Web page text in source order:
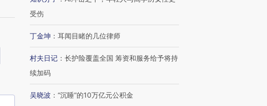
受伤
丁金坤 ： 耳闻目睹的几位律师
村夫日记 ： 长护险覆盖全国 筹资和服务给予将持
续加码
吴晓波 ： “沉睡”的10万亿元公积金